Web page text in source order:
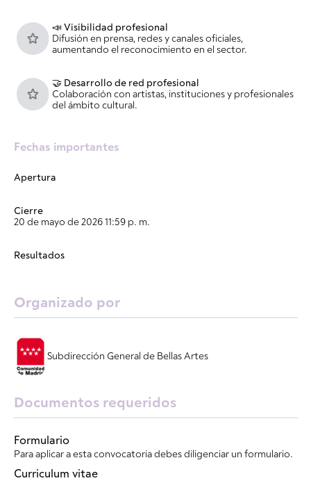
📣 Visibilidad profesional
Difusión en prensa, redes y canales oficiales,
aumentando el reconocimiento en el sector.
🤝 Desarrollo de red profesional
Colaboración con artistas, instituciones y profesionales
del ámbito cultural.
Fechas importantes
Apertura
Cierre
20 de mayo de 2026 11:59 p. m.
Resultados
Organizado por
Subdirección General de Bellas Artes
Documentos requeridos
Formulario
Para aplicar a esta convocatoria debes diligenciar un formulario.
Curriculum vitae